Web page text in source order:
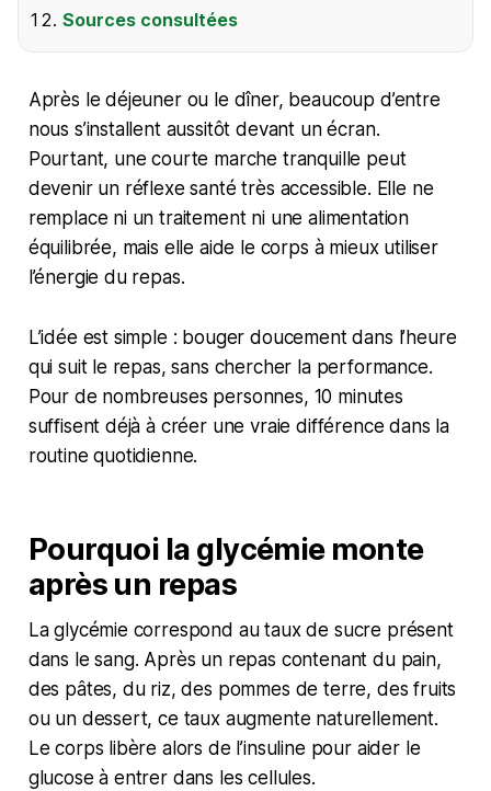
Sources consultées
Après le déjeuner ou le dîner, beaucoup d’entre
nous s’installent aussitôt devant un écran.
Pourtant, une courte marche tranquille peut
devenir un réflexe santé très accessible. Elle ne
remplace ni un traitement ni une alimentation
équilibrée, mais elle aide le corps à mieux utiliser
l’énergie du repas.
L’idée est simple : bouger doucement dans l’heure
qui suit le repas, sans chercher la performance.
Pour de nombreuses personnes, 10 minutes
suffisent déjà à créer une vraie différence dans la
routine quotidienne.
Pourquoi la glycémie monte
après un repas
La glycémie correspond au taux de sucre présent
dans le sang. Après un repas contenant du pain,
des pâtes, du riz, des pommes de terre, des fruits
ou un dessert, ce taux augmente naturellement.
Le corps libère alors de l’insuline pour aider le
glucose à entrer dans les cellules.